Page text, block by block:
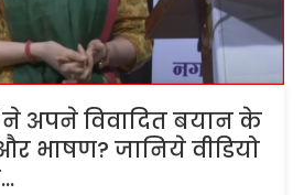
ने अपने विवादित बयान के
भाषण? जानिये वीडियो